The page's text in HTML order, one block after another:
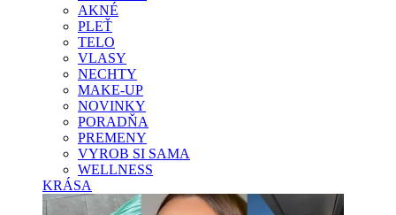
AKNÉ
PLEŤ
TELO
VLASY
NECHTY
MAKE-UP
NOVINKY
PORADŇA
PREMENY
VYROB SI SAMA
WELLNESS
KRÁSA